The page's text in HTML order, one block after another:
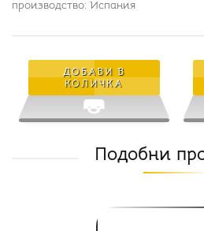
производство: Испания
ДОБАВИ В
КОЛИЧКА
Подобни